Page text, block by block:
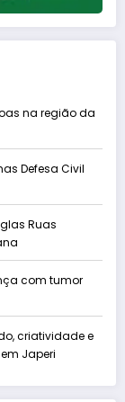
na região da
Defesa Civil
Ruas
com tumor
criatividade e
Japeri